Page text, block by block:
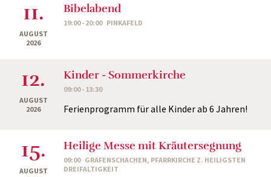
11.
AUGUST
2026
Bibelabend
19:00 - 20:00 PINKAFELD
12.
AUGUST
2026
Kinder - Sommerkirche
09:00 - 13:30
Ferienprogramm für alle Kinder ab 6 Jahren!
15.
AUGUST
Heilige Messe mit Kräutersegnung
09:00 GRAFENSCHACHEN, PFARRKIRCHE Z. HEILIGSTEN
DREIFALTIGKEIT